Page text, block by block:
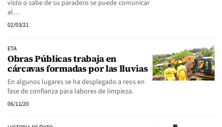
visto o sabe de su paradero se puede comunicar
al…
02/03/21
ETA
Obras Públicas trabaja en
cárcavas formadas por las lluvias
En algunos lugares se ha desplegado a reos en
fase de confianza para labores de limpieza.
06/11/20